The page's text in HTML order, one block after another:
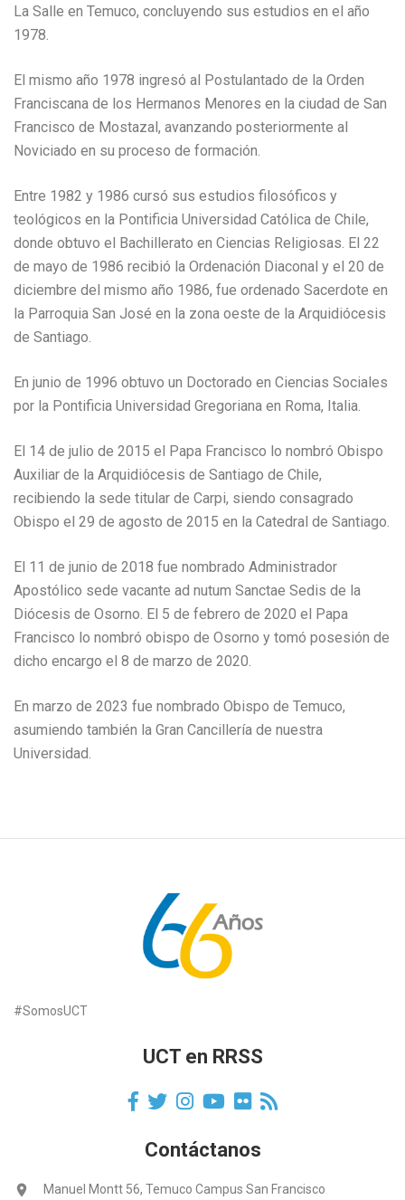
La Salle en Temuco, concluyendo sus estudios en el año
1978.
El mismo año 1978 ingresó al Postulantado de la Orden
Franciscana de los Hermanos Menores en la ciudad de San
Francisco de Mostazal, avanzando posteriormente al
Noviciado en su proceso de formación.
Entre 1982 y 1986 cursó sus estudios filosóficos y
teológicos en la Pontificia Universidad Católica de Chile,
donde obtuvo el Bachillerato en Ciencias Religiosas. El 22
de mayo de 1986 recibió la Ordenación Diaconal y el 20 de
diciembre del mismo año 1986, fue ordenado Sacerdote en
la Parroquia San José en la zona oeste de la Arquidiócesis
de Santiago.
En junio de 1996 obtuvo un Doctorado en Ciencias Sociales
por la Pontificia Universidad Gregoriana en Roma, Italia.
El 14 de julio de 2015 el Papa Francisco lo nombró Obispo
Auxiliar de la Arquidiócesis de Santiago de Chile,
recibiendo la sede titular de Carpi, siendo consagrado
Obispo el 29 de agosto de 2015 en la Catedral de Santiago.
El 11 de junio de 2018 fue nombrado Administrador
Apostólico sede vacante ad nutum Sanctae Sedis de la
Diócesis de Osorno. El 5 de febrero de 2020 el Papa
Francisco lo nombró obispo de Osorno y tomó posesión de
dicho encargo el 8 de marzo de 2020.
En marzo de 2023 fue nombrado Obispo de Temuco,
asumiendo también la Gran Cancillería de nuestra
Universidad.
#SomosUCT
UCT en RRSS
Contáctanos
location_on Manuel Montt 56, Temuco Campus San Francisco